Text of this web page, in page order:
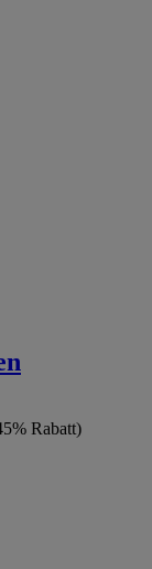
Rabatt)